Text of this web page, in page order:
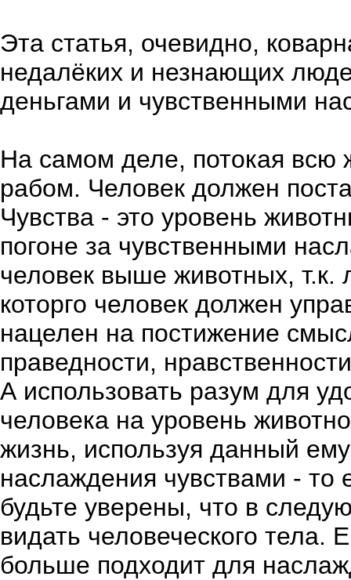
Эта статья, очевидно,
недалёких и незнающих
деньгами и чувственными
На самом деле, потокая всю
рабом. Человек должен
Чувства - это уровень
погоне за чувственными
человек выше животных,
которго человек должен
нацелен на постижение
праведности,
А использовать разум для
человека на уровень
жизнь, используя данный
наслаждения чувствами - то
будьте уверены, что в
видать человеческого тела.
больше подходит для